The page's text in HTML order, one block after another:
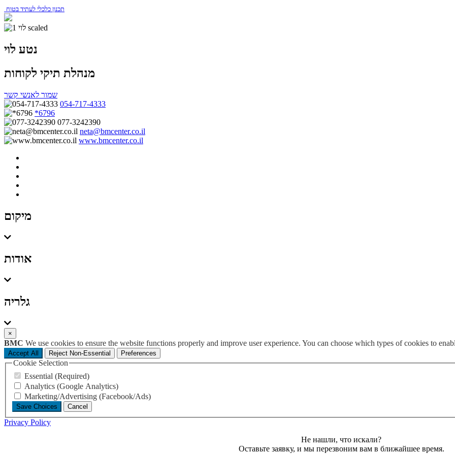
תכנון כלכלי לעתיד בטוח
נטע לוי
מנהלת תיקי לקוחות
שמור לאנשי קשר
054-717-4333
*6796
077-3242390
neta@bmcenter.co.il
www.bmcenter.co.il
מיקום
אודות
גלריה
×
BMC We use cookies to ensure the website functions properly and improve user experience. You can choose which types of cookies to
Accept All Reject Non-Essential Preferences
Cookie Selection
Essential (Required)
Analytics (Google Analytics)
Marketing/Advertising (Facebook/Ads)
Save Choices Cancel
Privacy Policy
Не нашли, что искали?
Оставьте заявку, и мы перезвоним вам в ближайшее время.